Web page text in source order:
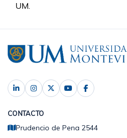
UM.
CONTACTO
Prudencio de Pena 2544